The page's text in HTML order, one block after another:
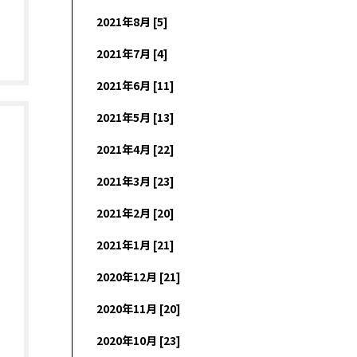
2021年8月 [5]
2021年7月 [4]
2021年6月 [11]
2021年5月 [13]
2021年4月 [22]
2021年3月 [23]
2021年2月 [20]
2021年1月 [21]
2020年12月 [21]
2020年11月 [20]
2020年10月 [23]